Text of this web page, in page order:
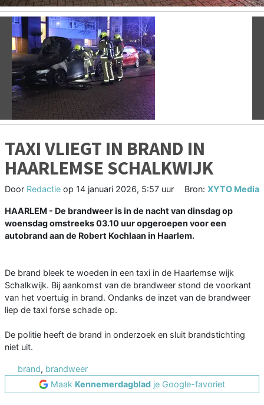
Vorige
TAXI VLIEGT IN BRAND IN
HAARLEMSE SCHALKWIJK
Door Redactie op 14 januari 2026, 5:57 uur Bron: XYTO Media
HAARLEM - De brandweer is in de nacht van dinsdag op
woensdag omstreeks 03.10 uur opgeroepen voor een
autobrand aan de Robert Kochlaan in Haarlem.
De brand bleek te woeden in een taxi in de Haarlemse wijk
Schalkwijk. Bij aankomst van de brandweer stond de voorkant
van het voertuig in brand. Ondanks de inzet van de brandweer
liep de taxi forse schade op.
De politie heeft de brand in onderzoek en sluit brandstichting
niet uit.
brand, brandweer
Maak Kennemerdagblad je Google-favoriet